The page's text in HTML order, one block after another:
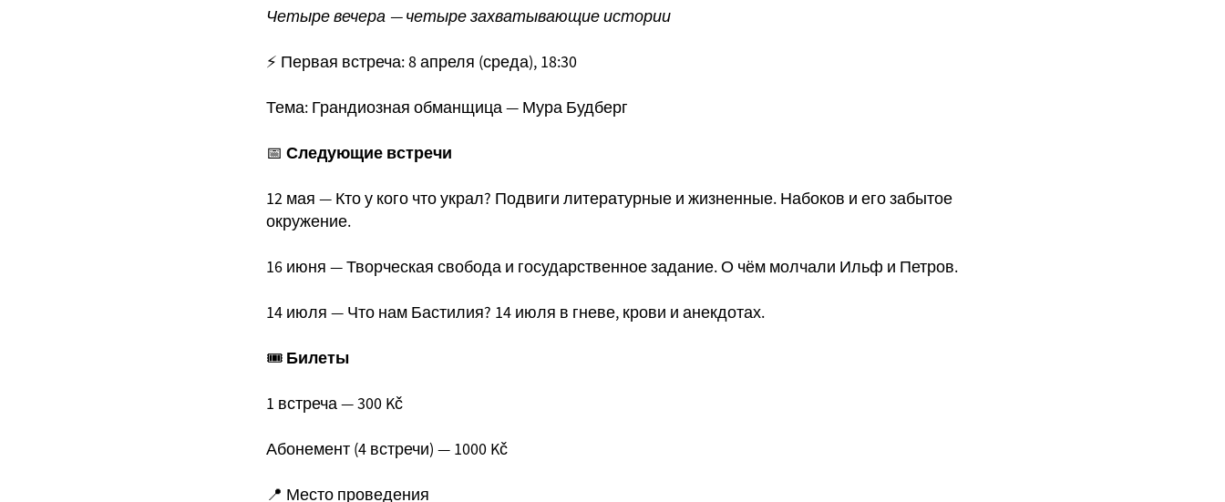
Четыре вечера — четыре захватывающие истории
⚡️ Первая встреча: 8 апреля (среда), 18:30
Тема: Грандиозная обманщица — Мура Будберг
📅 Следующие встречи
12 мая — Кто у кого что украл? Подвиги литературные и жизненные. Набоков и его забытое
окружение.
16 июня — Творческая свобода и государственное задание. О чём молчали Ильф и Петров.
14 июля — Что нам Бастилия? 14 июля в гневе, крови и анекдотах.
🎟 Билеты
1 встреча — 300 Kč
Абонемент (4 встречи) — 1000 Kč
📍 Место проведения